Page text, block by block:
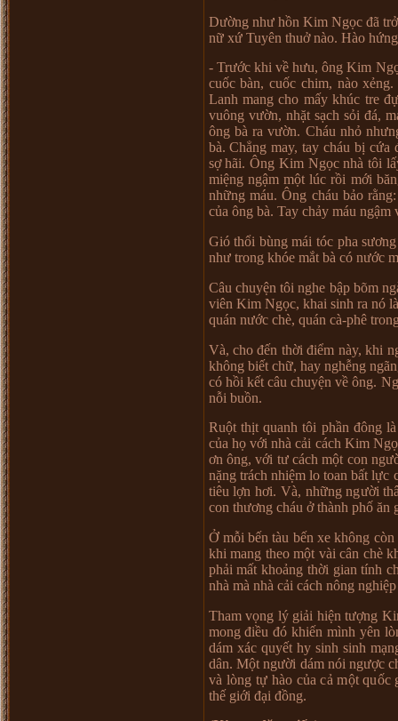
Dường nhưhồn Kim Ngọc đã trở
nữxứTuyên thuởnào. Hào hứ
- Trước khi vềhưu, ông Kim Ng
cuốc bàn, cuốc chim, nào xẻ
Lanh mang cho mấy khúc tre đ
vuông vườn, nhặt sạch sỏi đá, m
ông bà ra vườn. Cháu nhỏnhư
bà. Chẳng may, tay cháu bị cứa
sợhãi. Ông Kim Ngọc nhà tôi lấ
miệng ngậm một lúc rồi mới
những máu. Ông cháu bảo rằ
của ông bà. Tay chảy máu ngậm
Gió thổi bùng mái tóc pha sươ
nhưtrong khóe mắt bà có nước m
Câu chuyện tôi nghe bập bõm
viên Kim Ngọc, khai sinh ra nó
quán nước chè, quán cà-phê
Và, cho đến thời điểm này, khi
không biết chữ, hay nghễng
có hồi kết câu chuyện về ông. Ng
nỗi buồn.
Ruột thịt quanh tôi phần đông
của họvới nhà cải cách Kim Ngọ
ơn ông, với tưcách một con ng
nặng trách nhiệm lo toan bất lực
tiêu lợn hơi. Và, những người
con thương cháu ởthành phốăn
Ởmỗi bến tàu bến xe không còn
khi mang theo một vài cân chè
phải mất khoảng thời gian tính
nhà mà nhà cải cách nông nghiệ
Tham vọng lý giải hiện tượng
mong điều đó khiến mình yên
dám xác quyết hy sinh sinh mạ
dân. Một người dám nói ngược
và lòng tựhào của cả một quốc
thếgiới đại đồng.